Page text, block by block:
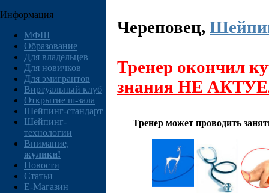
Информация
МФШ
Образование
Для владельцев
Для новичков
Для эмигрантов
Виртуальный клуб
Открытие ш-зала
Шейпинг-стандарт
Шейпинг-
технологии
Внимание,
жулики!
Новости
Статьи
E-Магазин
Череповец,
Тренер окончил
знания НЕ
Тренер может проводить